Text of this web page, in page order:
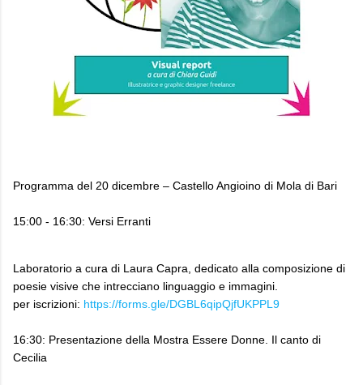
Programma del 20 dicembre – Castello Angioino di Mola di Bari
15:00 - 16:30: Versi Erranti
Laboratorio a cura di Laura Capra, dedicato alla composizione di
poesie visive che intrecciano linguaggio e immagini.
per iscrizioni: https://forms.gle/DGBL6qipQjfUKPPL9
16:30: Presentazione della Mostra Essere Donne. Il canto di
Cecilia